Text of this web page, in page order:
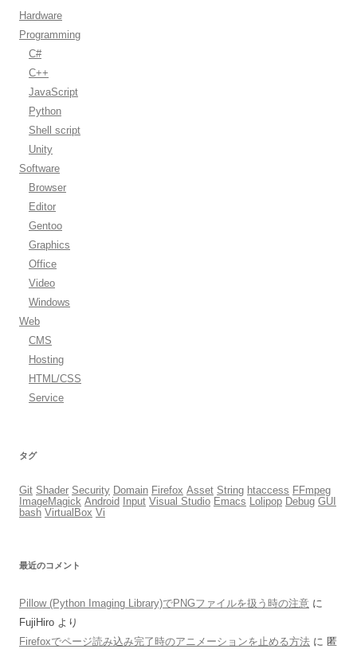
Hardware
Programming
C#
C++
JavaScript
Python
Shell script
Unity
Software
Browser
Editor
Gentoo
Graphics
Office
Video
Windows
Web
CMS
Hosting
HTML/CSS
Service
タグ
Git Shader Security Domain Firefox Asset String htaccess FFmpeg
ImageMagick Android Input Visual Studio Emacs Lolipop Debug GUI
bash VirtualBox Vi
最近のコメント
Pillow (Python Imaging Library)でPNGファイルを扱う時の注意 に
FujiHiro より
Firefoxでページ読み込み完了時のアニメーションを止める方法 に 匿